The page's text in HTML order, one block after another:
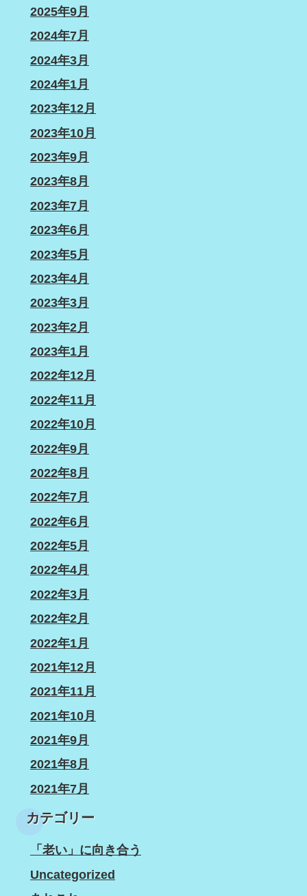
2025年9月
2024年7月
2024年3月
2024年1月
2023年12月
2023年10月
2023年9月
2023年8月
2023年7月
2023年6月
2023年5月
2023年4月
2023年3月
2023年2月
2023年1月
2022年12月
2022年11月
2022年10月
2022年9月
2022年8月
2022年7月
2022年6月
2022年5月
2022年4月
2022年3月
2022年2月
2022年1月
2021年12月
2021年11月
2021年10月
2021年9月
2021年8月
2021年7月
カテゴリー
「老い」に向き合う
Uncategorized